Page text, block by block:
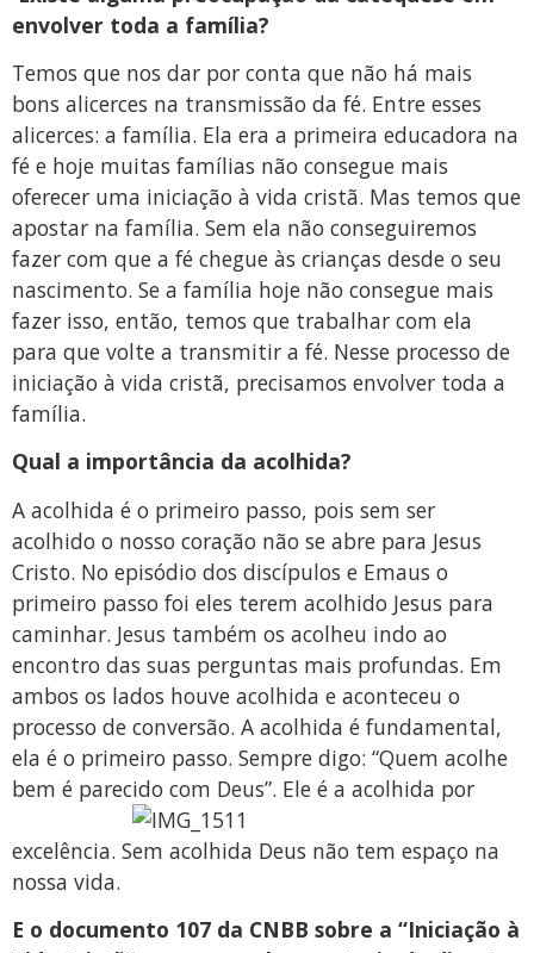
envolver toda a família?
Temos que nos dar por conta que não há mais
bons alicerces na transmissão da fé. Entre esses
alicerces: a família. Ela era a primeira educadora na
fé e hoje muitas famílias não consegue mais
oferecer uma iniciação à vida cristã. Mas temos que
apostar na família. Sem ela não conseguiremos
fazer com que a fé chegue às crianças desde o seu
nascimento. Se a família hoje não consegue mais
fazer isso, então, temos que trabalhar com ela
para que volte a transmitir a fé. Nesse processo de
iniciação à vida cristã, precisamos envolver toda a
família.
Qual a importância da acolhida?
A acolhida é o primeiro passo, pois sem ser
acolhido o nosso coração não se abre para Jesus
Cristo. No episódio dos discípulos e Emaus o
primeiro passo foi eles terem acolhido Jesus para
caminhar. Jesus também os acolheu indo ao
encontro das suas perguntas mais profundas. Em
ambos os lados houve acolhida e aconteceu o
processo de conversão. A acolhida é fundamental,
ela é o primeiro passo. Sempre digo: “Quem acolhe
bem é parecido com Deus”. Ele é a acolhida por
excelência. Sem acolhida Deus não tem espaço na
nossa vida.
E o documento 107 da CNBB sobre a “Iniciação à